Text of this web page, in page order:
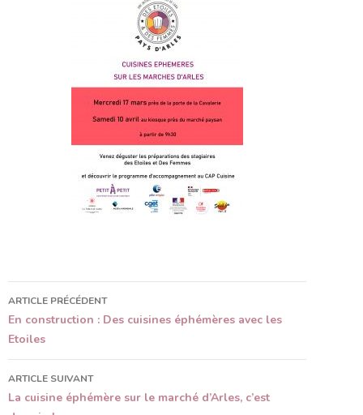
Navigation
des
articles
ARTICLE PRÉCÉDENT
En construction : Des cuisines éphémères avec les
Etoiles
ARTICLE SUIVANT
La cuisine éphémère sur le marché d’Arles, c’est